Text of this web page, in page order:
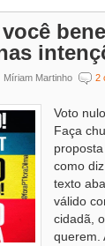
Míriam Martinho 2
Voto
Faça
como
texto
válido
cidadã,
querem.